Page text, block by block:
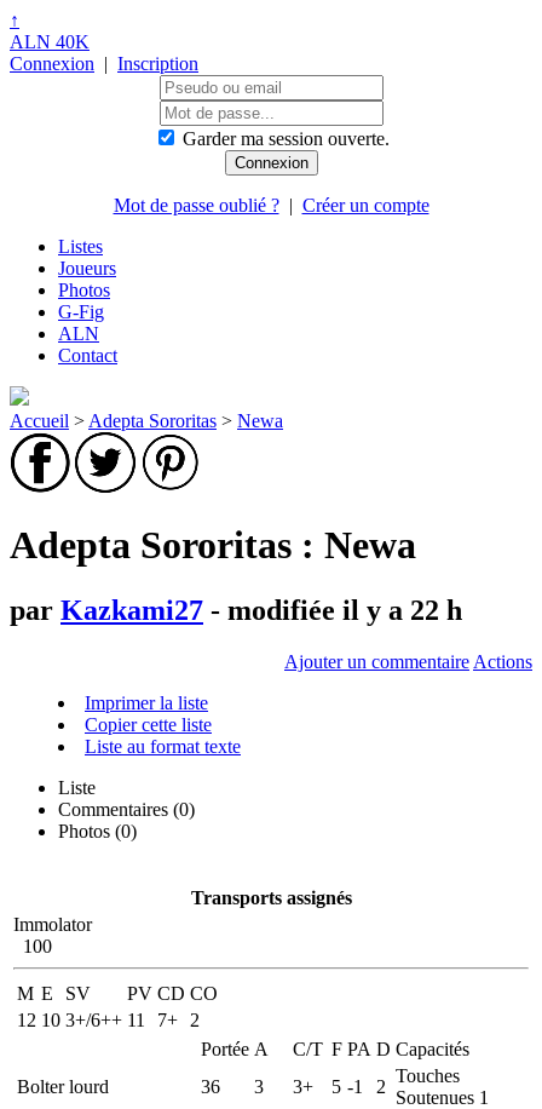
↑
ALN 40K
Connexion | Inscription
Garder ma session ouverte.
Mot de passe oublié ?| Créer un compte
Listes
Joueurs
Photos
G-Fig
ALN
Contact
Accueil > Adepta Sororitas > Newa
Adepta Sororitas : Newa
par Kazkami27 - modifiée il y a 22 h
Ajouter un commentaire Actions
Imprimer la liste
Copier cette liste
Liste au format texte
Liste
Commentaires (0)
Photos (0)
Transports assignés
Immolator
100
M E SV PV CD CO
12 10 3+/6++ 11 7+
2
Portée A C/T F PA D Capacités
Bolter lourd
36 3 3+ 5 -1 2
Touches
Soutenues 1